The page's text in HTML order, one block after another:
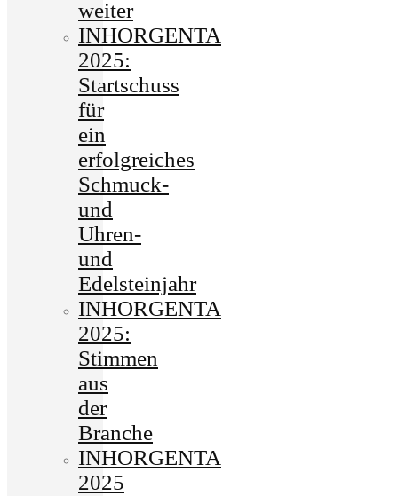
weiter
INHORGENTA
2025:
Startschuss
für
ein
erfolgreiches
Schmuck-
und
Uhren-
und
Edelsteinjahr
INHORGENTA
2025:
Stimmen
aus
der
Branche
INHORGENTA
2025